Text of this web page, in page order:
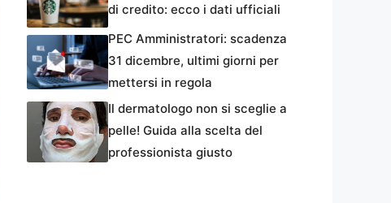
di credito: ecco i dati ufficiali
PEC Amministratori: scadenza
31 dicembre, ultimi giorni per
mettersi in regola
Il dermatologo non si sceglie a
pelle! Guida alla scelta del
professionista giusto